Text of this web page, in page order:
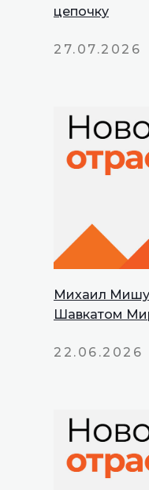
цепочку
27.07.2026
Михаил
Шавкатом
22.06.2026